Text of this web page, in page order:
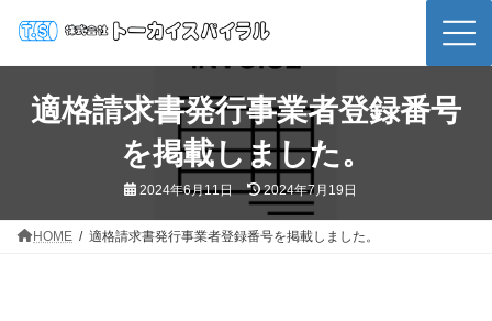
ン
ー
適格請求書発行事業者登録番号
を掲載しました。
2024年6月11日
最
終
更
新
日
2024年7月19日
HOME 適格請求書発行事業者登録番号を掲載しました。